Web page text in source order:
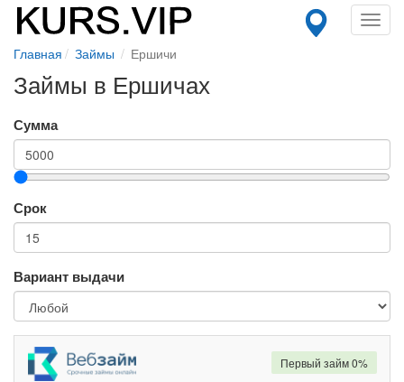
Главная Займы Ершичи
Займы в Ершичах
Сумма
Срок
Вариант выдачи
Первый займ 0%